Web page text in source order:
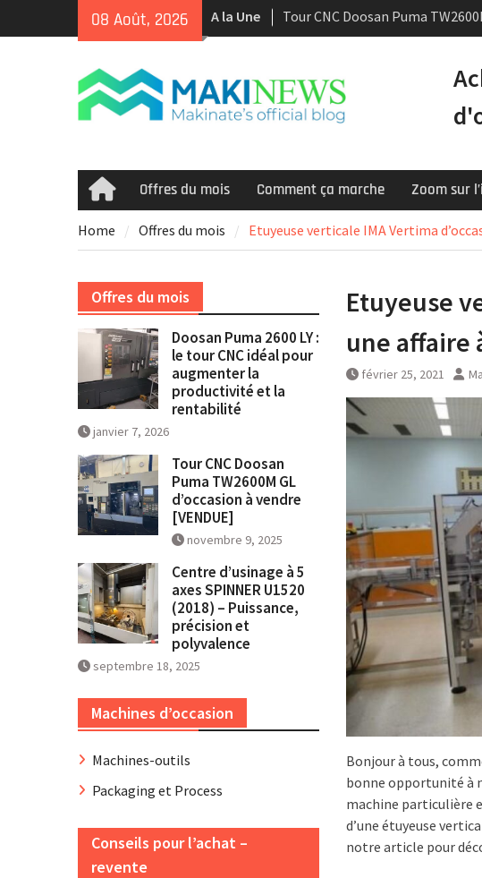
08 Août, 2026 A la Une
Tour CNC Doosan Puma
d’occasion à vendre [VENDUE]
d’occasion récents équipés du
Smooth et de la technologie
multitâche
idéal pour augmenter la
et la rentabilité
HomeOffres du mois Comment ça marche Zoom sur
Home Offres du mois Etuyeuse verticale IMA Vertima
Etuyeuse
une affaire
février 25, 2021
Bonjour à tous,
bonne opportunité à
machine particulière
d’une étuyeuse
notre article pour
Offres du mois
Doosan Puma 2600 LY :
le tour CNC idéal pour
augmenter la
productivité et la
rentabilité
janvier 7, 2026
Tour CNC Doosan
Puma TW2600M GL
d’occasion à vendre
[VENDUE]
novembre 9, 2025
Centre d’usinage à 5
axes SPINNER U1520
(2018) – Puissance,
précision et
polyvalence
septembre 18, 2025
Machines d’occasion
Machines-outils
Packaging et Process
Conseils pour l’achat –
revente